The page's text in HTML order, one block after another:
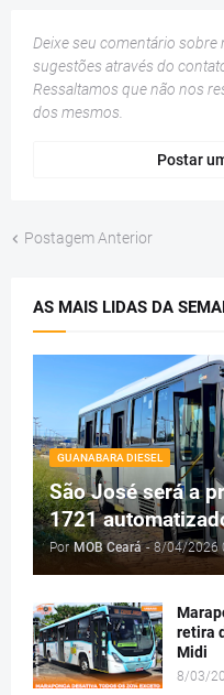
Deixe seu comentário
sugestões através do
Ressaltamos que não nos
dos mesmos.
Postar
Postagem Anterior
AS MAIS LIDAS DA
GUANABARA DIESEL
São José será a
1721
Por MOB Ceará - 8/04/2026
retira
Midi
8/03/